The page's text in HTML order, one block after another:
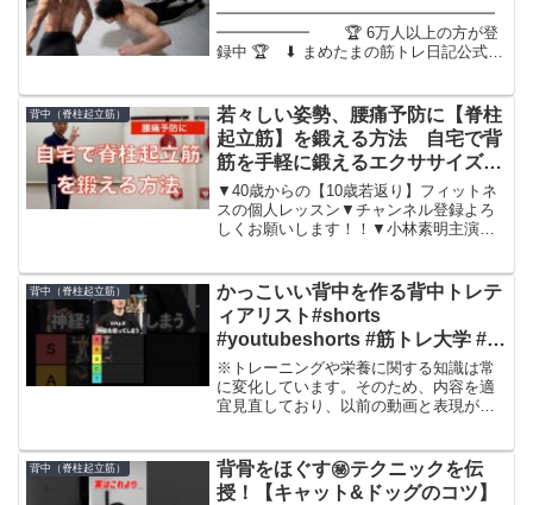
━━━━━━━━━━━━━━━━━━
━━━━━━ 🏆 6万人以上の方が登
録中 🏆 ⬇︎ まめたまの筋トレ日記公式
LINE登録で有料級の超豪華特典194選＋
簡単カロリー計...
背中（脊柱起立筋）
若々しい姿勢、腰痛予防に【脊柱
起立筋】を鍛える方法 自宅で背
筋を手軽に鍛えるエクササイズと
は？
▼40歳からの【10歳若返り】フィットネ
スの個人レッスン▼チャンネル登録よろ
しくお願いします！！▼小林素明主演、
導に自信がつく！ゼロから始める...
背中（脊柱起立筋）
かっこいい背中を作る背中トレテ
ィアリスト#shorts
#youtubeshorts #筋トレ大学 #筋
肉博士#ティアリスト#ティアキン
#tierlist #背中トレ#山本義徳
※トレーニングや栄養に関する知識は常
に変化しています。そのため、内容を適
宜見直しており、以前の動画と表現が異
ー！まるでデ...
背中（脊柱起立筋）
背骨をほぐす㊙️テクニックを伝
授！【キャット&ドッグのコツ】